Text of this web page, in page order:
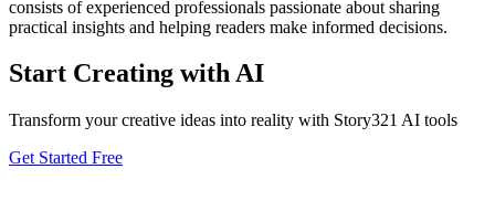
consists of experienced professionals passionate about sharing
practical insights and helping readers make informed decisions.
Start Creating with AI
Transform your creative ideas into reality with Story321 AI tools
Get Started Free